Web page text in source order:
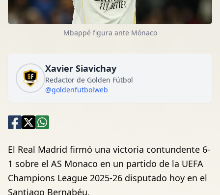
Mbappé figura ante Mónaco
Xavier Siavichay
Redactor de Golden Fútbol
@goldenfutbolweb
El Real Madrid firmó una victoria contundente 6-
1 sobre el AS Monaco en un partido de la UEFA
Champions League 2025-26 disputado hoy en el
Santiago Bernabéu.